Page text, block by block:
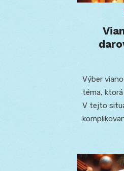
Výber
téma,
V tejto